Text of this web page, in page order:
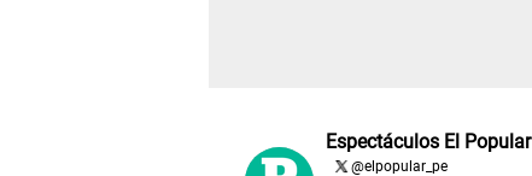
Espectáculos El Popular
@elpopular_pe